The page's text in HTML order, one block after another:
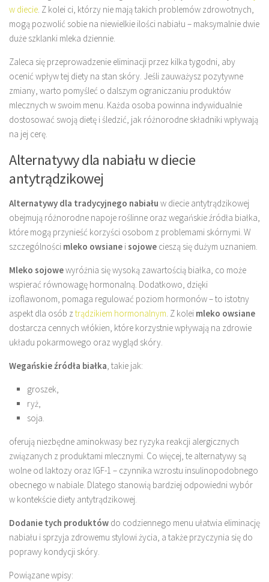
w diecie. Z kolei ci, którzy nie mają takich problemów zdrowotnych,
mogą pozwolić sobie na niewielkie ilości nabiału – maksymalnie dwie
duże szklanki mleka dziennie.
Zaleca się przeprowadzenie eliminacji przez kilka tygodni, aby
ocenić wpływ tej diety na stan skóry. Jeśli zauważysz pozytywne
zmiany, warto pomyśleć o dalszym ograniczaniu produktów
mlecznych w swoim menu. Każda osoba powinna indywidualnie
dostosować swoją dietę i śledzić, jak różnorodne składniki wpływają
na jej cerę.
Alternatywy dla nabiału w diecie
antytrądzikowej
Alternatywy dla tradycyjnego nabiału w diecie antytrądzikowej
obejmują różnorodne napoje roślinne oraz wegańskie źródła białka,
które mogą przynieść korzyści osobom z problemami skórnymi. W
szczególności mleko owsiane isojowe cieszą się dużym uznaniem.
Mleko sojowewyróżnia się wysoką zawartością białka, co może
wspierać równowagę hormonalną. Dodatkowo, dzięki
izoflawonom, pomaga regulować poziom hormonów – to istotny
aspekt dla osób z trądzikiem hormonalnym. Z kolei mleko owsiane
dostarcza cennych włókien, które korzystnie wpływają na zdrowie
układu pokarmowego oraz wygląd skóry.
Wegańskie źródła białka, takie jak:
groszek,
ryż,
soja.
oferują niezbędne aminokwasy bez ryzyka reakcji alergicznych
związanych z produktami mlecznymi. Co więcej, te alternatywy są
wolne od laktozy oraz IGF-1 – czynnika wzrostu insulinopodobnego
obecnego w nabiale. Dlatego stanowią bardziej odpowiedni wybór
w kontekście diety antytrądzikowej.
Dodanie tych produktów do codziennego menu ułatwia eliminację
nabiału i sprzyja zdrowemu stylowi życia, a także przyczynia się do
poprawy kondycji skóry.
Powiązane wpisy: